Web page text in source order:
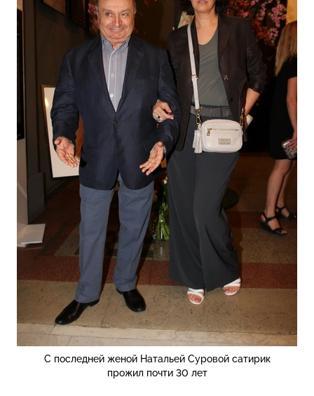
С последней женой Натальей Суровой сатирик
прожил почти 30 лет